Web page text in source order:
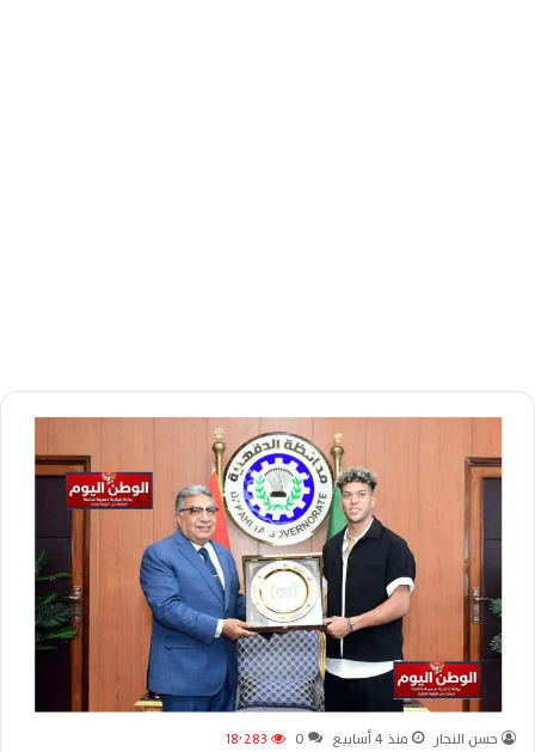
حسن النجار منذ 4 أسابيع 0 18٬283